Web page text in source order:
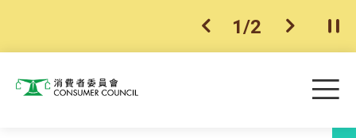
上一个
1/2 下一个开
消费者委员会 目